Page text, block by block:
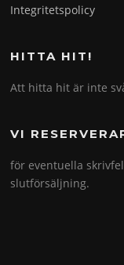
Integritetspolicy
HITTA HIT!
Att hitta hit är inte
VI
för eventuella
slutförsäljning.